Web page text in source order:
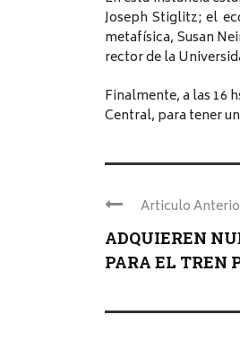
Joseph Stiglitz; el
metafísica, Susan
rector de la
Finalmente, a las 16
Central, para tener
Articulo
ADQUIEREN
PARA EL TREN